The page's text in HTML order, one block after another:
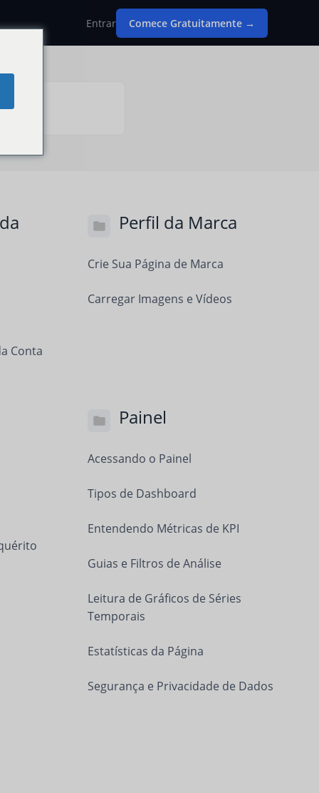
Entrar Comece Gratuitamente →
Conta
Perfil da Marca
Crie Sua Página de Marca
Carregar Imagens e Vídeos
Painel
Acessando o Painel
Tipos de Dashboard
Entendendo Métricas de KPI
Guias e Filtros de Análise
Leitura de Gráficos de Séries
Temporais
Estatísticas da Página
Segurança e Privacidade de Dados